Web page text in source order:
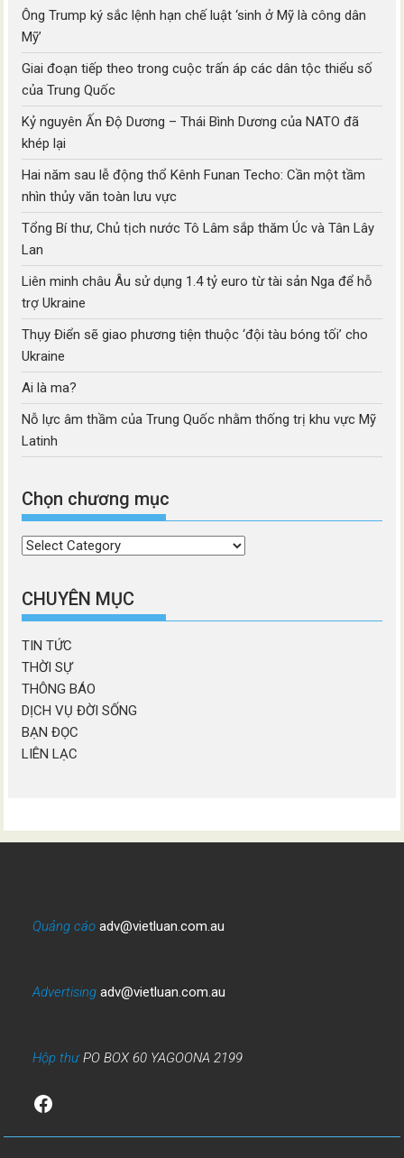
Ông Trump ký sắc lệnh hạn chế luật ‘sinh ở Mỹ là công dân
Mỹ’
Giai đoạn tiếp theo trong cuộc trấn áp các dân tộc thiểu số
của Trung Quốc
Kỷ nguyên Ấn Độ Dương – Thái Bình Dương của NATO đã
khép lại
Hai năm sau lễ động thổ Kênh Funan Techo: Cần một tầm
nhìn thủy văn toàn lưu vực
Tổng Bí thư, Chủ tịch nước Tô Lâm sắp thăm Úc và Tân Lây
Lan
Liên minh châu Âu sử dụng 1.4 tỷ euro từ tài sản Nga để hỗ
trợ Ukraine
Thụy Điển sẽ giao phương tiện thuộc ‘đội tàu bóng tối’ cho
Ukraine
Ai là ma?
Nỗ lực âm thầm của Trung Quốc nhằm thống trị khu vực Mỹ
Latinh
Chọn chương mục
Chọn
mục
CHUYÊN MỤC
TIN TỨC
THỜI SỰ
THÔNG BÁO
DỊCH VỤ ĐỜI SỐNG
BẠN ĐỌC
LIÊN LẠC
Quảng cáo adv@vietluan.com.au
Advertising adv@vietluan.com.au
Hộp thưPO BOX 60 YAGOONA 2199
Facebook